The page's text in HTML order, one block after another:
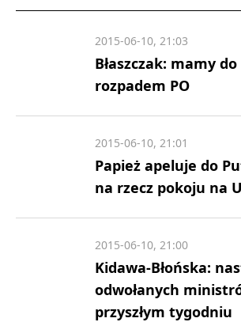
Błaszczak: mamy
rozpadem PO
2015-06-10, 21:03
Papież apeluje do
na rzecz pokoju na
2015-06-10, 21:01
Kidawa-Błońska:
odwołanych
przyszłym tygodniu
2015-06-10, 21:00